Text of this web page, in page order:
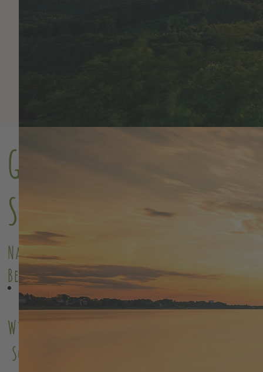
Green Mountain Nature
School
Natur entdecken · Gemeinschaft leben ·
Bestimmung finden
Willkommen in den Grünen Bergen –
Schön dass Du hier bist.